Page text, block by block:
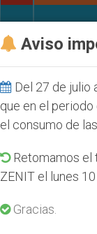
Aviso
Del 27 de julio
que en el
el consumo de
Retomamos el
ZENIT el lunes
Gracias.